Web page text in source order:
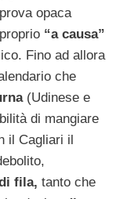
opaca
“a causa”
Fino ad allora
che
(Udinese e
di mangiare
il Cagliari il
fila, tanto che